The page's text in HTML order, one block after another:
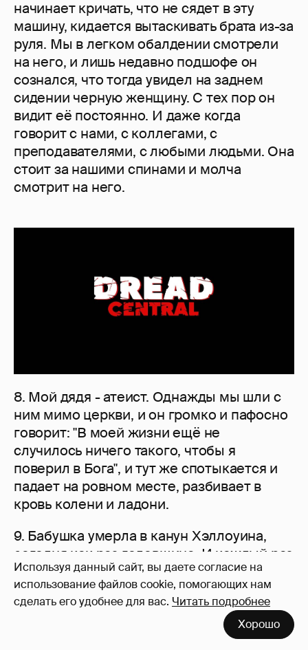
Используя данный сайт, вы даете согласие на
использование файлов cookie, помогающих нам
сделать его удобнее для вас. Читать подробнее
Хорошо
начинает кричать, что не сядет в эту
машину, кидается вытаскивать брата из-за
руля. Мы в легком обалдении смотрели
на него, и лишь недавно подшофе он
сознался, что тогда увидел на заднем
сидении черную женщину. С тех пор он
видит её постоянно. И даже когда
говорит с нами, с коллегами, с
преподавателями, с любыми людьми. Она
стоит за нашими спинами и молча
смотрит на него.
8. Мой дядя - атеист. Однажды мы шли с
ним мимо церкви, и он громко и пафосно
говорит: "В моей жизни ещё не
случилось ничего такого, чтобы я
поверил в Бога", и тут же спотыкается и
падает на ровном месте, разбивает в
кровь колени и ладони.
9. Бабушка умерла в канун Хэллоуина,
сегодня как раз годовщина. И каждый раз
за неделю до этого она снится нам с
мамой, словно боится, что мы про неё
забудем, и дает нам различные знаки. В
доброжелательны, но один раз заставил